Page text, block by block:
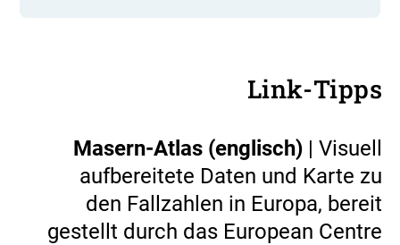
Link-Tipps
Masern-Atlas (englisch) | Visuell
aufbereitete Daten und Karte zu
den Fallzahlen in Europa, bereit
gestellt durch das European Centre